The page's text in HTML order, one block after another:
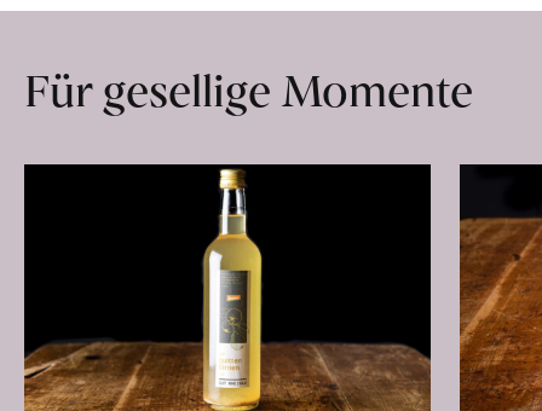
Hof
erfahren
Für gesellige Momente